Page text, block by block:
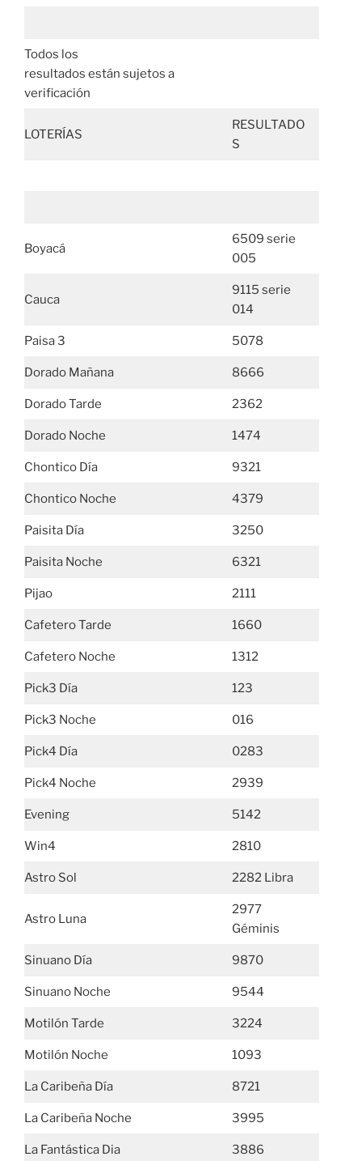
Todos los
resultados están sujetos a
verificación
LOTERÍAS
RESULTADO
S
Boyacá
6509 serie
005
Cauca
9115 serie
014
Paisa 3 5078
Dorado Mañana 8666
Dorado Tarde 2362
Dorado Noche 1474
Chontico Día 9321
Chontico Noche 4379
Paisita Día 3250
Paisita Noche 6321
Pijao 2111
Cafetero Tarde 1660
Cafetero Noche 1312
Pick3 Día 123
Pick3 Noche 016
Pick4 Día 0283
Pick4 Noche 2939
Evening 5142
Win4 2810
Astro Sol 2282 Libra
Astro Luna
2977
Géminis
Sinuano Día 9870
Sinuano Noche 9544
Motilón Tarde 3224
Motilón Noche 1093
La Caribeña Día 8721
La Caribeña Noche 3995
La Fantástica Dia 3886